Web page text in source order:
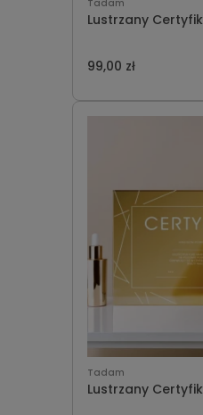
Tadam
Lustrzany
99,00 zł
Tadam
Lustrzany